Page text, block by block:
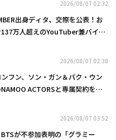
2026/08/07 02:32
出身ディタ、交際を公表！お
万人超えのYouTuber兼バイオ
2026/08/07 02:38
ンフン、ソン・ガン＆パク・ウン
ACTORSと専属契約を締
2026/08/07 03:52
が不参加表明の「グラミー